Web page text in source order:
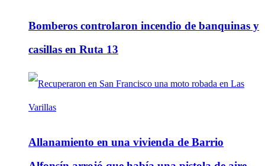
Bomberos controlaron incendio de banquinas y
casillas en Ruta 13
Allanamiento en una vivienda de Barrio